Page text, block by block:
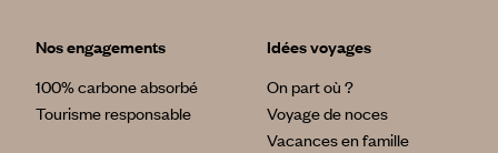
Nos engagements
100% carbone absorbé
Tourisme responsable
Idées voyages
On part où ?
Voyage de noces
Vacances en famille